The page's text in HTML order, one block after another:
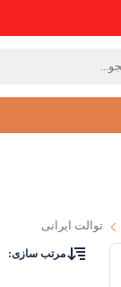
توالت ایرانی
مرتب سازی: